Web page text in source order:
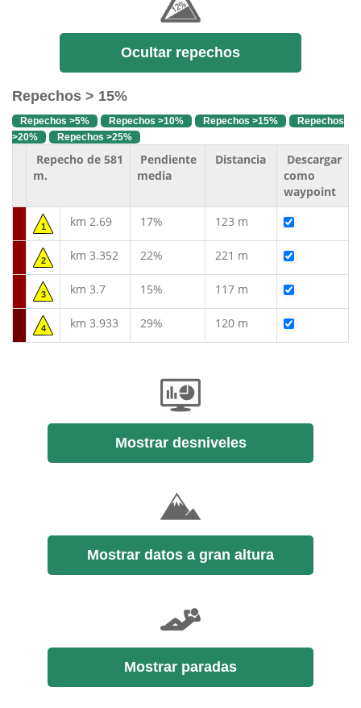
Ocultar repechos
Repechos > 15%
Repechos >5% Repechos >10% Repechos >15%
Repechos
>20%
Repechos >25%
Repecho de 581
m.
Pendiente
media
Distancia
Descargar
como
waypoint
1 km 2.69 17% 123 m
2 km 3.352 22% 221 m
3 km 3.7 15% 117 m
4 km 3.933 29% 120 m
Mostrar desniveles
Mostrar datos a gran altura
Mostrar paradas